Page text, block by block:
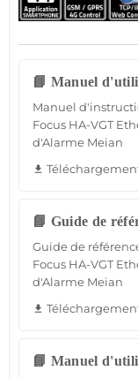
📘 Manuel
Manuel
Focus HA-VGT
d'Alarme Meian
file_download
📘 Guide de
Guide de
Focus HA-VGT
d'Alarme Meian
file_download
📘 Manuel